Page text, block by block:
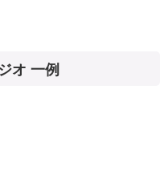
オ 一例